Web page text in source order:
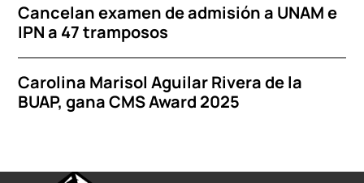
Cancelan examen de admisión a UNAM e
IPN a 47 tramposos
Carolina Marisol Aguilar Rivera de la
BUAP, gana CMS Award 2025